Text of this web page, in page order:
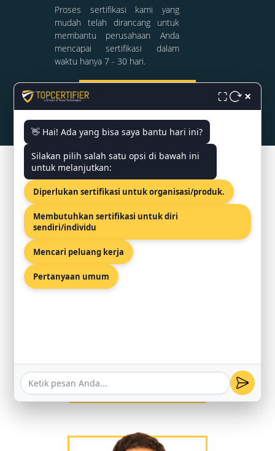
Proses sertifikasi kami yang
mudah telah dirancang untuk
membantu perusahaan Anda
mencapai sertifikasi dalam
waktu hanya 7 - 30 hari.
ahli kami
PENASIHAT YANG
UNGGUL
MG VINAY KUMAR
PENDIRI & CEO
⛶ ×
👋 Hai! Ada yang bisa saya bantu hari ini?
Silakan pilih salah satu opsi di bawah ini
untuk melanjutkan:
Diperlukan sertifikasi untuk organisasi/produk.
Membutuhkan sertifikasi untuk diri
sendiri/individu
Mencari peluang kerja
Pertanyaan umum